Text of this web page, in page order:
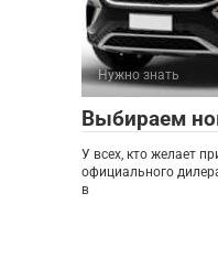
Нужно знать
Выбираем
У всех, кто желает
официального
в